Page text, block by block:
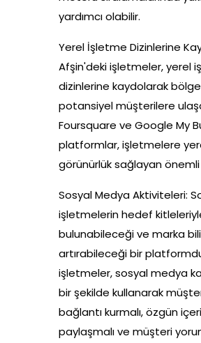
yardımcı olabilir.
Yerel İşletme Dizinlerine
Afşin'deki işletmeler, yerel
dizinlerine kaydolarak
potansiyel müşterilere
Foursquare ve Google My
platformlar, işletmelere
görünürlük sağlayan önemli
Sosyal Medya Aktiviteleri:
işletmelerin hedef
bulunabileceği ve marka
artırabileceği bir
işletmeler, sosyal medya
bir şekilde kullanarak
bağlantı kurmalı, özgün
paylaşmalı ve müşteri